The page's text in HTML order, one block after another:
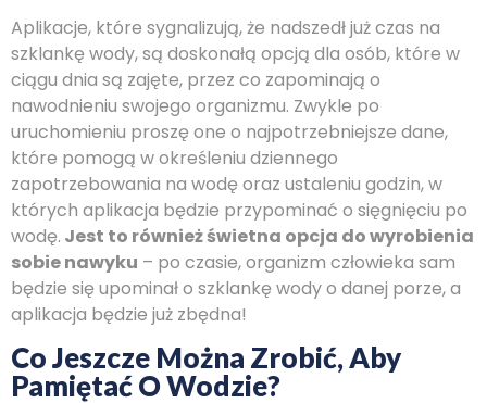
Aplikacje, które sygnalizują, że nadszedł już czas na
szklankę wody, są doskonałą opcją dla osób, które w
ciągu dnia są zajęte, przez co zapominają o
nawodnieniu swojego organizmu. Zwykle po
uruchomieniu proszę one o najpotrzebniejsze dane,
które pomogą w określeniu dziennego
zapotrzebowania na wodę oraz ustaleniu godzin, w
których aplikacja będzie przypominać o sięgnięciu po
wodę. Jest to również świetna opcja do wyrobienia
sobie nawyku – po czasie, organizm człowieka sam
będzie się upominał o szklankę wody o danej porze, a
aplikacja będzie już zbędna!
Co Jeszcze Można Zrobić, Aby
Pamiętać O Wodzie?